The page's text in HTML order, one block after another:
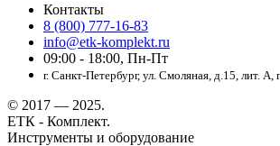
Контакты
8 (800) 777-16-83
info@etk-komplekt.ru
09:00 - 18:00, Пн-Пт
г. Санкт-Петербург, ул. Смоляная, д.15, лит. А,
© 2017 — 2025.
ЕТК - Комплект.
Инструменты и оборудование